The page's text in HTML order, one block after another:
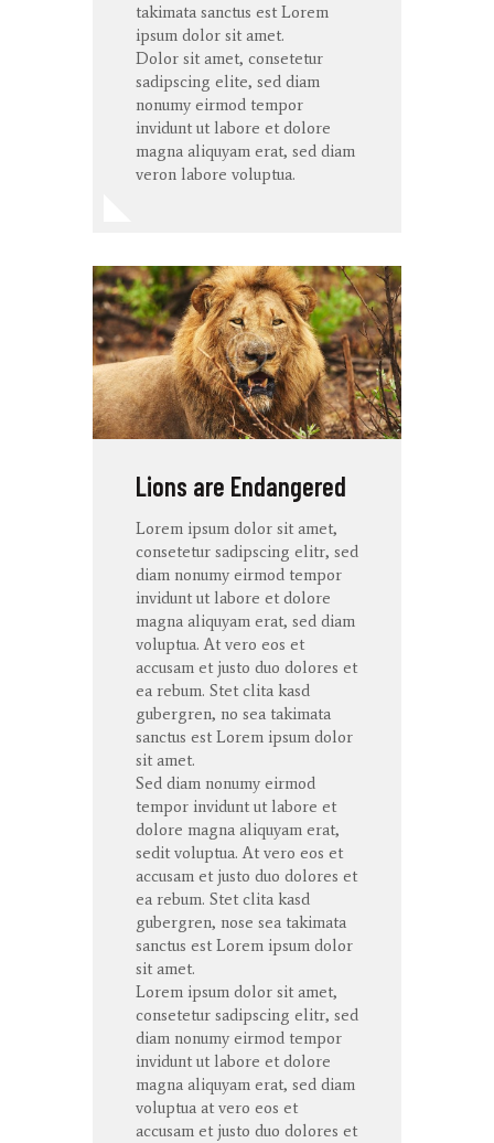
takimata sanctus est Lorem
ipsum dolor sit amet.
Dolor sit amet, consetetur
sadipscing elite, sed diam
nonumy eirmod tempor
invidunt ut labore et dolore
magna aliquyam erat, sed diam
veron labore voluptua.
Lions are Endangered
Lorem ipsum dolor sit amet,
consetetur sadipscing elitr, sed
diam nonumy eirmod tempor
invidunt ut labore et dolore
magna aliquyam erat, sed diam
voluptua. At vero eos et
accusam et justo duo dolores et
ea rebum. Stet clita kasd
gubergren, no sea takimata
sanctus est Lorem ipsum dolor
sit amet.
Sed diam nonumy eirmod
tempor invidunt ut labore et
dolore magna aliquyam erat,
sedit voluptua. At vero eos et
accusam et justo duo dolores et
ea rebum. Stet clita kasd
gubergren, nose sea takimata
sanctus est Lorem ipsum dolor
sit amet.
Lorem ipsum dolor sit amet,
consetetur sadipscing elitr, sed
diam nonumy eirmod tempor
invidunt ut labore et dolore
magna aliquyam erat, sed diam
voluptua at vero eos et
accusam et justo duo dolores et